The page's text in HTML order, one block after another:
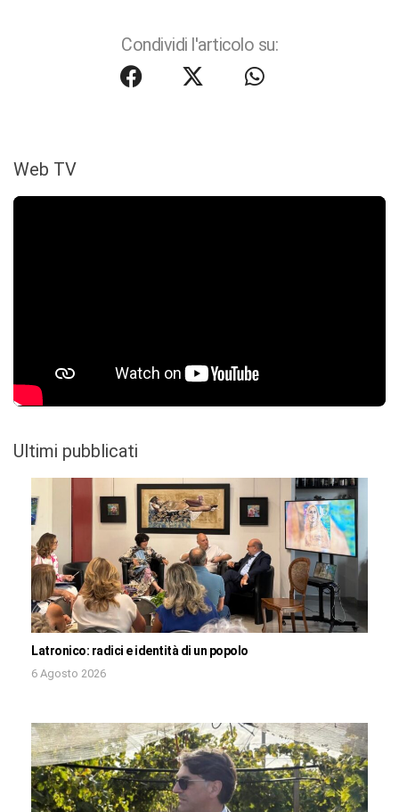
Condividi l'articolo su:
Web TV
Ultimi pubblicati
Latronico: radici e identità di un popolo
6 Agosto 2026